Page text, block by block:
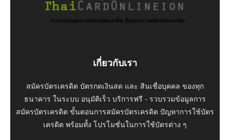
เกี่ยวกับเรา
สมัครบัตรเครดิต บัตรกดเงินสด และ สินเชื่อบุคคล ของทุก
ธนาคาร ในระบบ อนุมัติเร็ว บริการฟรี - รวบรวมข้อมูลการ
สมัครบัตรเครดิต ขั้นตอนการสมัครบัตรเครดิต ปัญหาการใช้บัตร
เครดิต พร้อมทั้ง โปรโมชั่นในการใช้บัตรต่าง ๆ